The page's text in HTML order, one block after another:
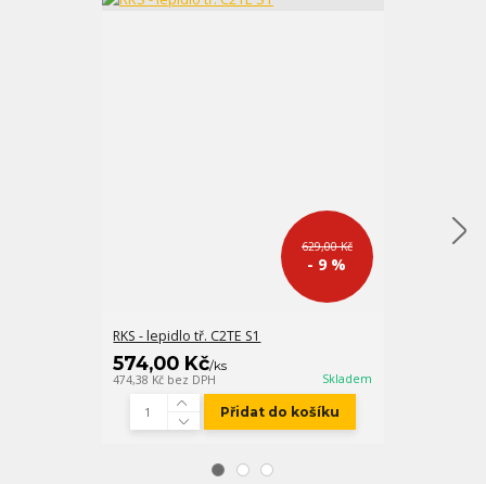
629,00 Kč
- 9 %
RKS - lepidlo tř. C2TE S1
574,00 Kč/ks
474,38 Kč bez DPH Skladem
Přidat do košíku